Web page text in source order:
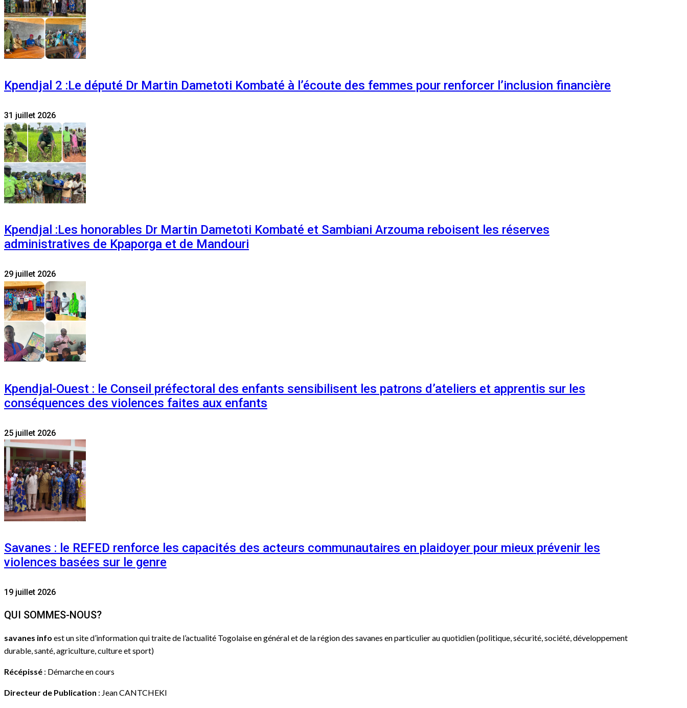
Kpendjal 2 :Le député Dr Martin Dametoti Kombaté à l’écoute des femmes pour renforcer l’inclusion financière
31 juillet 2026
Kpendjal :Les honorables Dr Martin Dametoti Kombaté et Sambiani Arzouma reboisent les réserves
administratives de Kpaporga et de Mandouri
29 juillet 2026
Kpendjal-Ouest : le Conseil préfectoral des enfants sensibilisent les patrons d’ateliers et apprentis sur les
conséquences des violences faites aux enfants
25 juillet 2026
Savanes : le REFED renforce les capacités des acteurs communautaires en plaidoyer pour mieux prévenir les
violences basées sur le genre
19 juillet 2026
QUI SOMMES-NOUS?
savanes info est un site d’information qui traite de l’actualité Togolaise en général et de la région des savanes en particulier au quotidien (politique, sécurité, société, développement
durable, santé, agriculture, culture et sport)
Récépissé : Démarche en cours
Directeur de Publication : Jean CANTCHEKI